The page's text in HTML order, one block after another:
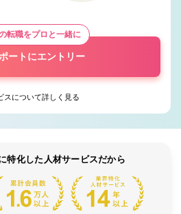
転職をプロと一緒に
ートにエントリー
スについて詳しく見る
特化した人材サービスだから